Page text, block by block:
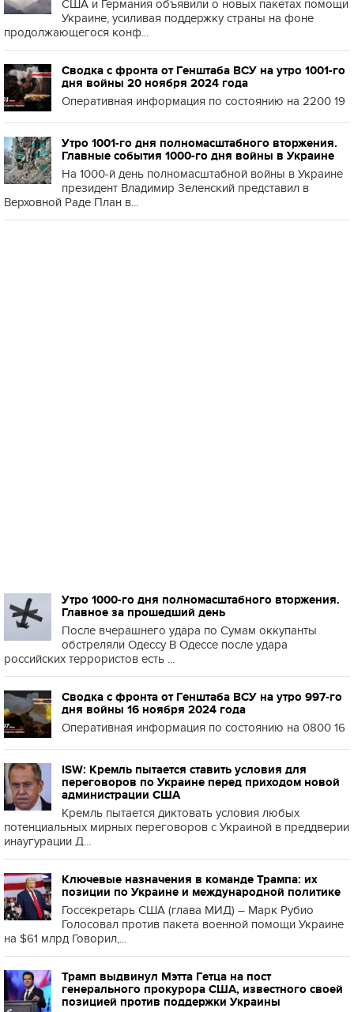
США и Германия объявили о новых пакетах помощи
Украине, усиливая поддержку страны на фоне
продолжающегося конф...
Сводка с фронта от Генштаба ВСУ на утро 1001-го
дня войны 20 ноября 2024 года
Оперативная информация по состоянию на 2200 19
Утро 1001-го дня полномасштабного вторжения.
Главные события 1000-го дня войны в Украине
На 1000-й день полномасштабной войны в Украине
президент Владимир Зеленский представил в
Верховной Раде План в...
Утро 1000-го дня полномасштабного вторжения.
Главное за прошедший день
После вчерашнего удара по Сумам оккупанты
обстреляли Одессу В Одессе после удара
российских террористов есть ...
Сводка с фронта от Генштаба ВСУ на утро 997-го
дня войны 16 ноября 2024 года
Оперативная информация по состоянию на 0800 16
ISW: Кремль пытается ставить условия для
переговоров по Украине перед приходом новой
администрации США
Кремль пытается диктовать условия любых
потенциальных мирных переговоров с Украиной в преддверии
инаугурации Д...
Ключевые назначения в команде Трампа: их
позиции по Украине и международной политике
Госсекретарь США (глава МИД) – Марк Рубио
Голосовал против пакета военной помощи Украине
на $61 млрд Говорил,...
Трамп выдвинул Мэтта Гетца на пост
генерального прокурора США, известного своей
позицией против поддержки Украины